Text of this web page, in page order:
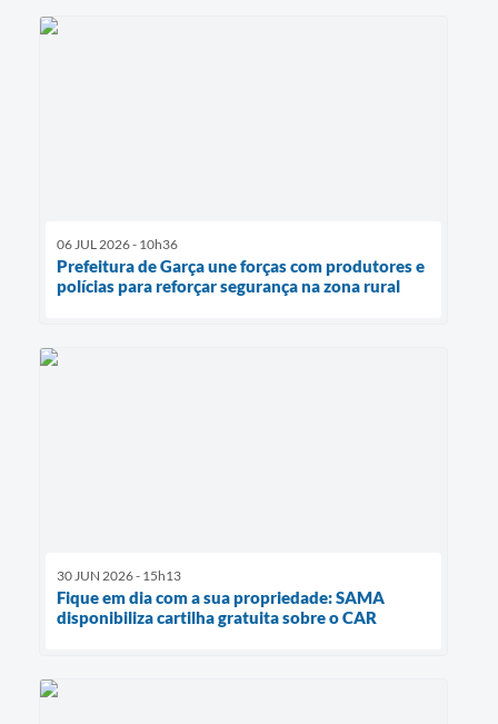
06 JUL 2026 - 10h36
Prefeitura de Garça une forças com produtores e
polícias para reforçar segurança na zona rural
30 JUN 2026 - 15h13
Fique em dia com a sua propriedade: SAMA
disponibiliza cartilha gratuita sobre o CAR